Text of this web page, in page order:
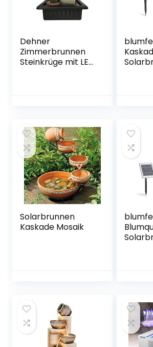
Dehner
Zimmerbrunnen
Steinkrüge mit LED
l: 9 V /
14
Solarbrunnen
Kaskade Mosaik
extra
5 m,